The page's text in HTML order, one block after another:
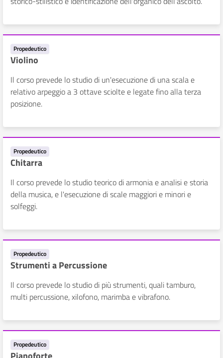
Propedeutico
Violino
Il corso prevede lo studio di un'esecuzione di una scala e
relativo arpeggio a 3 ottave sciolte e legate fino alla terza
posizione.
Propedeutico
Chitarra
Il corso prevede lo studio teorico di armonia e analisi e storia
della musica, e l'esecuzione di scale maggiori e minori e
solfeggi.
Propedeutico
Strumenti a Percussione
Il corso prevede lo studio di più strumenti, quali tamburo,
multi percussione, xilofono, marimba e vibrafono.
Propedeutico